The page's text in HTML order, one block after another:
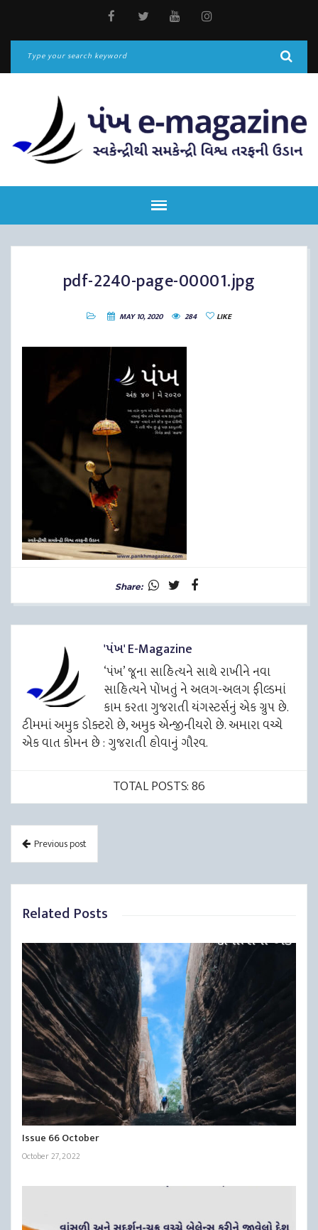
pdf-2240-page-00001.jpg
MAY 10, 2020 284 LIKE
Share:
'પંખ' E-Magazine
‘પંખ’ જૂના સાહિત્યને સાથે રાખીને નવા
સાહિત્યને પોંખતું ને અલગ-અલગ ફીલ્ડમાં
કામ કરતા ગુજરાતી યંગસ્ટર્સનું એક ગ્રુપ છે.
ટીમમાં અમુક ડોક્ટરો છે, અમુક એન્જીનીયરો છે. અમારા વચ્ચે
એક વાત કોમન છે : ગુજરાતી હોવાનું ગૌરવ.
TOTAL POSTS: 86
Previous post
Related Posts
Issue 66 October
October 27, 2022